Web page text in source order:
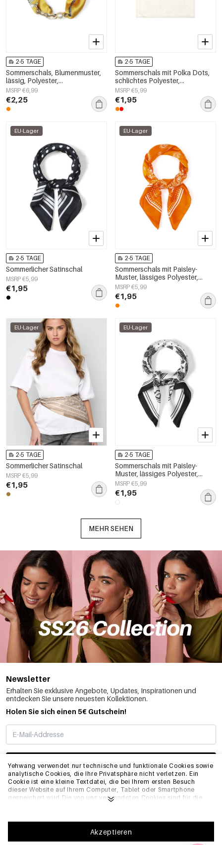
Yehwang verwendet nur technische und funktionale Cookies sowie
analytische Cookies, die Ihre Privatsphäre nicht verletzen. Ein
Cookie ist eine kleine Textdatei, die bei Ihrem ersten Besuch
dieser Website auf Ihrem Computer, Tablet oder Smartphone
gespeichert wird.Die von uns verwendeten Cookies sind für die
Website, ordnungsgemäß zu funktionieren und z.B. Ihre
bevorzugten Einstellungen zu speichern. Sie ermöglichen es uns
auch, unsere Website zu optimieren.Um sicherzustellen, dass Sie
Akzeptieren
2-5 TAGE
Sommerschals, Blumenmuster,
lässig, Polyester,
Alltagsaccessoires
MSRP €6,99
€2,25
2-5 TAGE
Sommerschals mit Polka Dots,
schlichtes Polyester,
Alltagsaccessoires
MSRP €5,99
€1,95
EU-Lager
2-5 TAGE
Sommerlicher Satinschal
MSRP €5,99
€1,95
EU-Lager
2-5 TAGE
Sommerschals mit Paisley-
Muster, lässiges Polyester,
Alltagsaccessoires
MSRP €5,99
€1,95
EU-Lager
2-5 TAGE
Sommerlicher Satinschal
MSRP €5,99
€1,95
EU-Lager
2-5 TAGE
Sommerschals mit Paisley-
Muster, lässiges Polyester,
Alltagsaccessoires
MSRP €5,99
€1,95
MEHR SEHEN
Newsletter
Erhalten Sie exklusive Angebote, Updates, Inspirationen und
entdecken Sie unsere neuesten Kollektionen.
Holen Sie sich einen 5€ Gutschein!
ABONNIEREN
INFO